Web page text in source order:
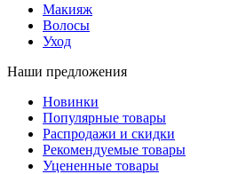
Макияж
Волосы
Уход
Наши предложения
Новинки
Популярные товары
Распродажи и скидки
Рекомендуемые товары
Уцененные товары